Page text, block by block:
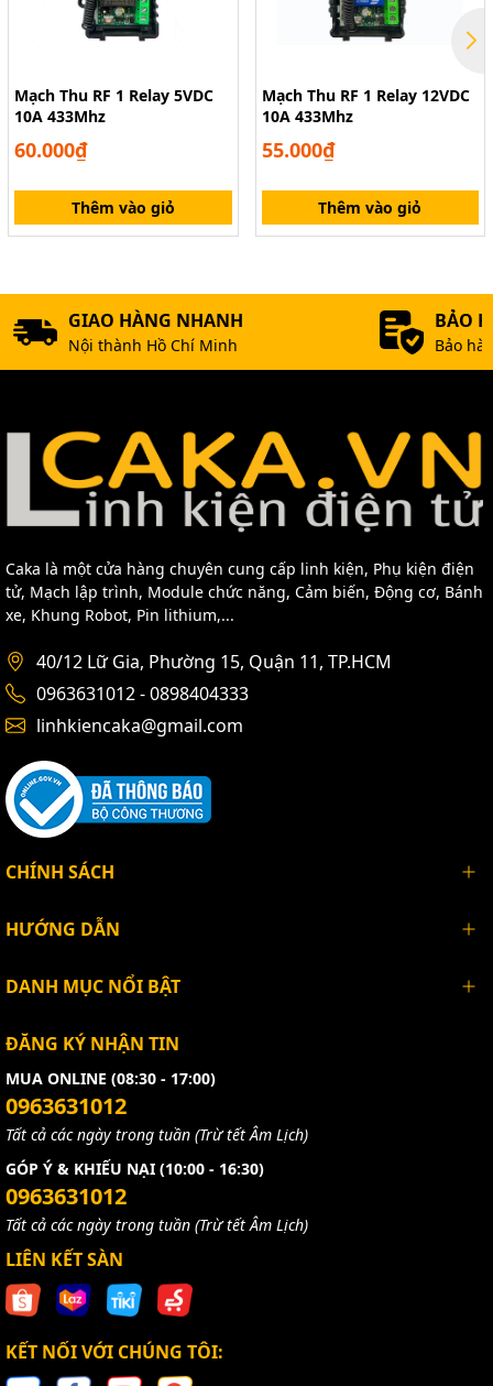
Mạch Thu RF 1 Relay 5VDC
10A 433Mhz
60.000₫
Thêm vào giỏ
Mạch Thu RF 1 Relay 12VDC
10A 433Mhz
55.000₫
Thêm vào giỏ
GIAO HÀNG NHANH
Nội thành Hồ Chí Minh
BẢO
Bảo
Caka là một cửa hàng chuyên cung cấp linh kiện, Phụ kiện điện
tử, Mạch lập trình, Module chức năng, Cảm biến, Động cơ, Bánh
xe, Khung Robot, Pin lithium,...
40/12 Lữ Gia, Phường 15, Quận 11, TP.HCM
0963631012 - 0898404333
linhkiencaka@gmail.com
CHÍNH SÁCH
HƯỚNG DẪN
DANH MỤC NỔI BẬT
ĐĂNG KÝ NHẬN TIN
MUA ONLINE (08:30 - 17:00)
0963631012
Tất cả các ngày trong tuần (Trừ tết Âm Lịch)
GÓP Ý & KHIẾU NẠI (10:00 - 16:30)
0963631012
Tất cả các ngày trong tuần (Trừ tết Âm Lịch)
LIÊN KẾT SÀN
KẾT NỐI VỚI CHÚNG TÔI: